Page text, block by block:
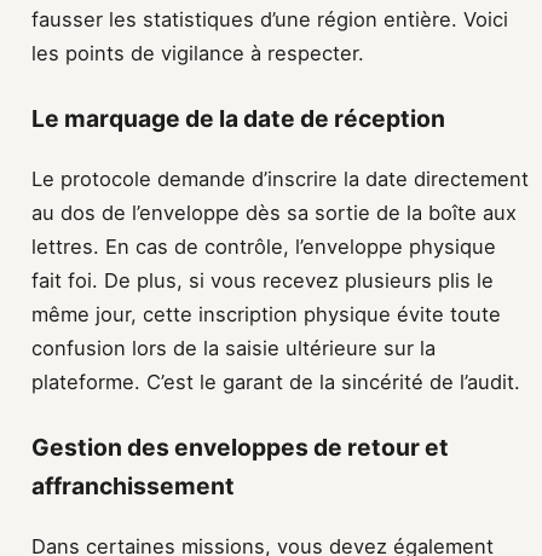
fausser les statistiques d’une région entière. Voici
les points de vigilance à respecter.
Le marquage de la date de réception
Le protocole demande d’inscrire la date directement
au dos de l’enveloppe dès sa sortie de la boîte aux
lettres. En cas de contrôle, l’enveloppe physique
fait foi. De plus, si vous recevez plusieurs plis le
même jour, cette inscription physique évite toute
confusion lors de la saisie ultérieure sur la
plateforme. C’est le garant de la sincérité de l’audit.
Gestion des enveloppes de retour et
affranchissement
Dans certaines missions, vous devez également